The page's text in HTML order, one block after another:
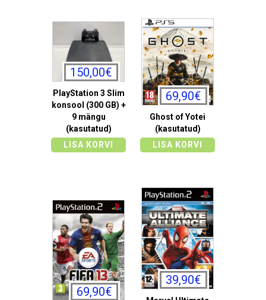
150,00€
PlayStation 3 Slim
konsool (300 GB) +
9 mängu
(kasutatud)
LISA KORVI
69,90€
Ghost of Yotei
(kasutatud)
LISA KORVI
69,90€
39,90€